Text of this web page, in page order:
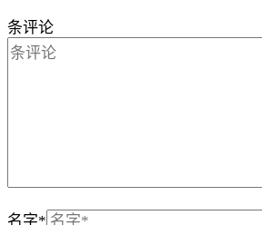
条评论
名字*